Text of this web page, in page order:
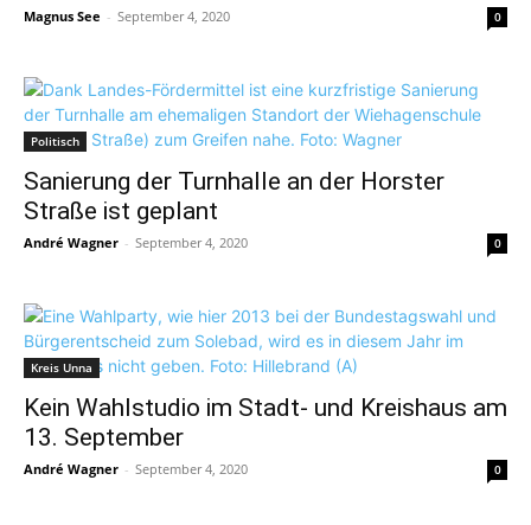
Magnus See - September 4, 2020 0
Politisch
Sanierung der Turnhalle an der Horster
Straße ist geplant
André Wagner - September 4, 2020 0
Kreis Unna
Kein Wahlstudio im Stadt- und Kreishaus am
13. September
André Wagner - September 4, 2020 0